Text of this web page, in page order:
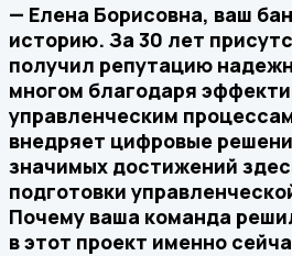
— Елена Борисовна, ваш
историю. За 30 лет
получил репутацию
многом благодаря
управленческим
внедряет цифровые
значимых достижений
подготовки
Почему ваша команда
в этот проект именно